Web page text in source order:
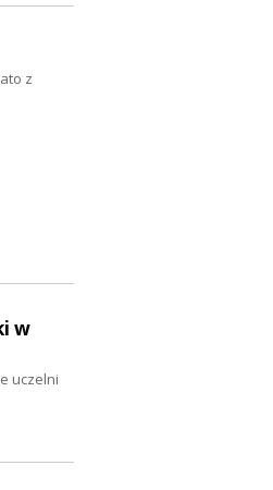
z
w
uczelni